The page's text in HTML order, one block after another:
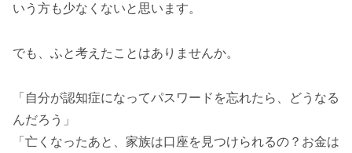
いう方も少なくないと思います。
でも、ふと考えたことはありませんか。
「自分が認知症になってパスワードを忘れたら、どうなる
んだろう」
「亡くなったあと、家族は口座を見つけられるの？お金は